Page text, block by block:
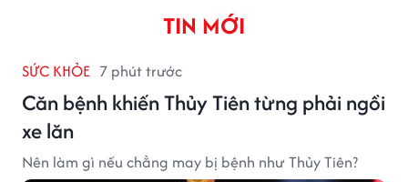
TIN MỚI
SỨC KHỎE 7 phút trước
Căn bệnh khiến Thủy Tiên từng phải ngồi
xe lăn
Nên làm gì nếu chẳng may bị bệnh như Thủy Tiên?